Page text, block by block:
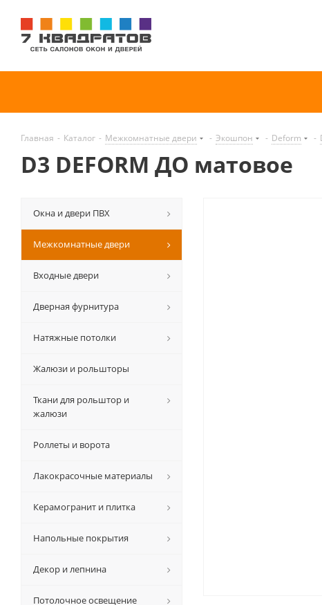
Главная - Каталог - Межкомнатные двери - Экошпон - Deform -
D3 DEFORM ДО матовое
Окна и двери ПВХ
Межкомнатные двери
Входные двери
Дверная фурнитура
Натяжные потолки
Жалюзи и рольшторы
Ткани для рольштор и
жалюзи
Роллеты и ворота
Лакокрасочные материалы
Керамогранит и плитка
Напольные покрытия
Декор и лепнина
Потолочное освещение